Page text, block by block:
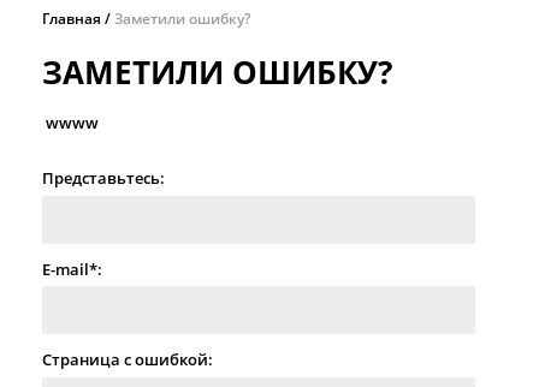
Главная Заметили ошибку?
ЗАМЕТИЛИ ОШИБКУ?
wwww
Представьтесь:
E-mail*:
Страница с ошибкой: